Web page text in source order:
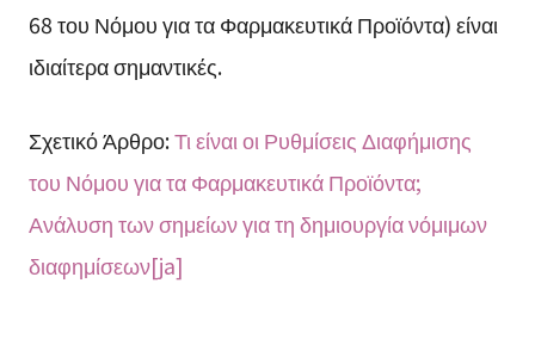
68 του Νόμου για τα Φαρμακευτικά Προϊόντα) είναι
ιδιαίτερα σημαντικές.
Σχετικό Άρθρο:Τι είναι οι Ρυθμίσεις Διαφήμισης
του Νόμου για τα Φαρμακευτικά Προϊόντα;
Ανάλυση των σημείων για τη δημιουργία νόμιμων
διαφημίσεων[ja]